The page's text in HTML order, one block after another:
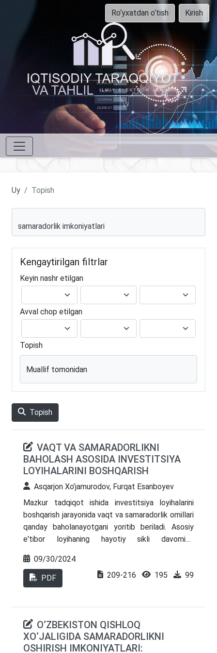
Ro‘yxatdan o‘tish Kirish
Uy Topish
Kengaytirilgan filtrlar
Keyin nashr etilgan
Avval chop etilgan
Topish
Muallif tomonidan
Topish
VAQT VA SAMARADORLIKNI
BAHOLASH ASOSIDA INVESTITSIYA
LOYIHALARINI BOSHQARISH
Asqarjon Xo’jamurodov, Furqat Esanboyev
Mazkur tadqiqot ishida investitsiya loyihalarini
boshqarish jarayonida vaqt va samaradorlik omillari
qanday baholanayotgani yoritib beriladi. Asosiy
e'tibor loyihaning hayotiy sikli davomida
oshirilish muddatlarini qisqartirish orqali iqtisodiy
foyda olish imkoniyatlariga qaratilgan. Bu mavzu
hozirgi kunda juda dolzarb bo‘lib, loyihalarning
mezonlardan biri sifatida qaralmoqda. Investitsiya
loyihalari bo‘yicha qaror qabul qilish jarayoni
ko‘pincha resurslarning cheklanganligi va vaqt omili
09/30/2024
PDF 209-216 195 99
O‘ZBEKISTON QISHLOQ
XO‘JALIGIDA SAMARADORLIKNI
OSHIRISH IMKONIYATLARI: